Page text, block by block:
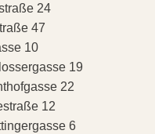
24
47
10
19
22
12
6